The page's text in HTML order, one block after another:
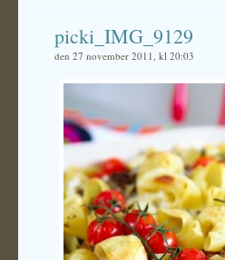
picki_IMG_9129
den 27 november 2011, kl 20:03